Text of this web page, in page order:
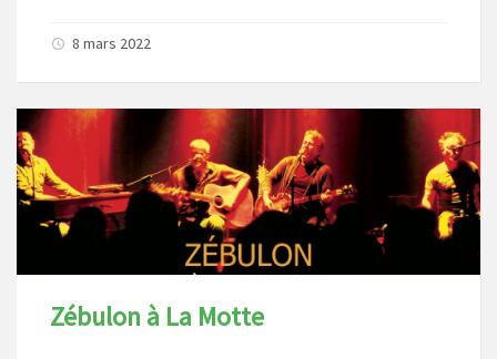
8 mars 2022
Zébulon à La Motte